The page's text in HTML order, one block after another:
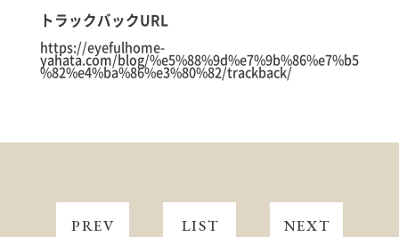
トラックバックURL
https://eyefulhome-
yahata.com/blog/%e5%88%9d%e7%9b%86%e7%b5
%82%e4%ba%86%e3%80%82/trackback/
PREV LIST NEXT